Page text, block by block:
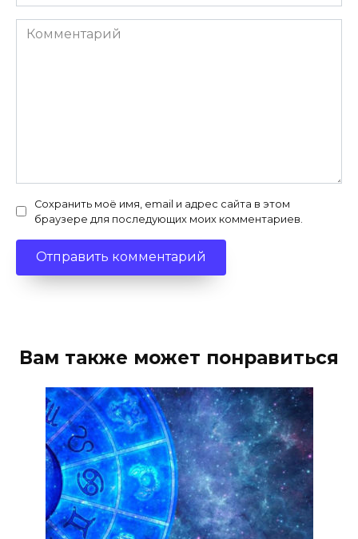
Комментарий
Сохранить моё имя, email и адрес сайта в этом
браузере для последующих моих комментариев.
Вам также может понравиться